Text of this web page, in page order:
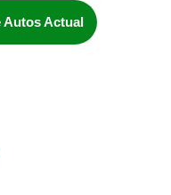
Autos Actual